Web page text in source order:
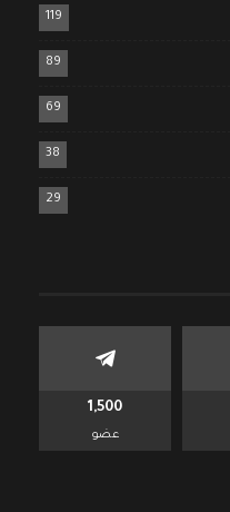
119
89
69
38
29
1,500
عضو